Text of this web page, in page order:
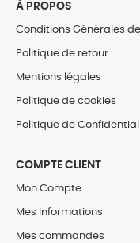
À PROPOS
Conditions Générales
Politique de retour
Mentions légales
Politique de cookies
Politique de
COMPTE CLIENT
Mon Compte
Mes Informations
Mes commandes